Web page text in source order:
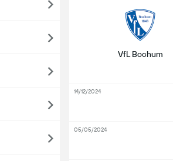
VfL Bochum
14/12/2024
05/05/2024